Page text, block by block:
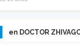
en DOCTOR